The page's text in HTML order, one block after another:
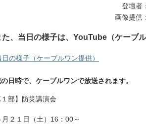
登壇者
画像提供
た、当日の様子は、YouTube（ケーブ
日の様子（ケーブルワン提供）
日時で、ケーブルワンで放送されます。
１部】防災講演会
月２１日（土）16：00～